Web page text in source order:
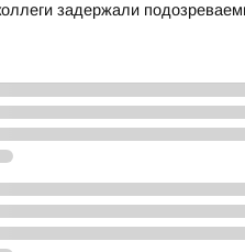
задержали